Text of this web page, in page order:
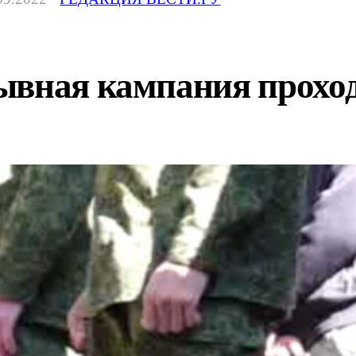
кампания